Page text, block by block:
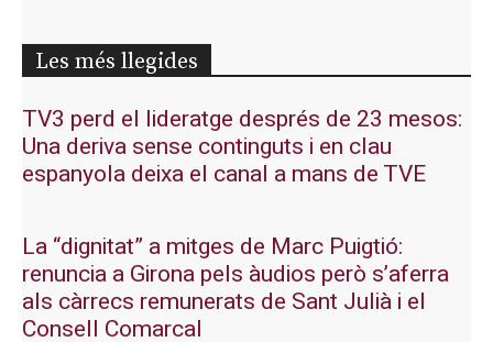
Les més llegides
TV3 perd el lideratge després de 23 mesos:
Una deriva sense continguts i en clau
espanyola deixa el canal a mans de TVE
La “dignitat” a mitges de Marc Puigtió:
renuncia a Girona pels àudios però s’aferra
als càrrecs remunerats de Sant Julià i el
Consell Comarcal